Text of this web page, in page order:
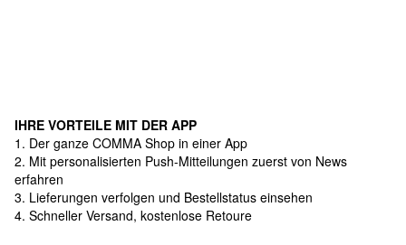
IHRE VORTEILE MIT DER APP
1. Der ganze COMMA Shop in einer App
2. Mit personalisierten Push-Mitteilungen zuerst von News
erfahren
3. Lieferungen verfolgen und Bestellstatus einsehen
4. Schneller Versand, kostenlose Retoure